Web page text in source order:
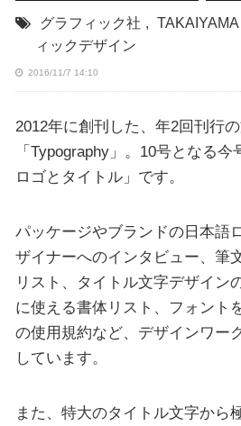
グラフィック社 , TAKAIYAMA
ィックデザイン
2016/11/7 14:10
2012年に創刊した、年2回刊行
「Typography」。10号となる
ロゴとタイトル」です。
パッケージやブランドの日本語
ザイナーへのインタビュー、筆
リスト、タイトル文字デザイン
に使える書体リスト、フォント
の使用規約など、デザインワー
しています。
また、特大のタイトル文字から